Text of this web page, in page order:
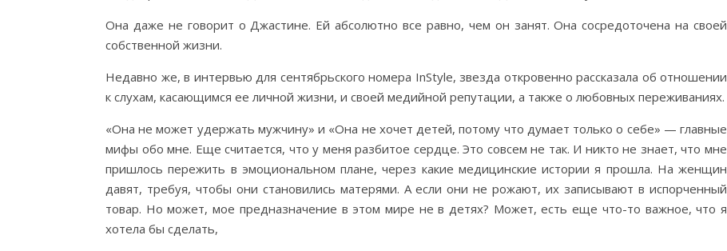
Она даже не говорит о Джастине. Ей абсолютно все равно, чем он занят. Она сосредоточена на своей
собственной жизни.
Недавно же, в интервью для сентябрьского номера InStyle, звезда откровенно рассказала об отношении
к слухам, касающимся ее личной жизни, и своей медийной репутации, а также о любовных переживаниях.
«Она не может удержать мужчину» и «Она не хочет детей, потому что думает только о себе» — главные
мифы обо мне. Еще считается, что у меня разбитое сердце. Это совсем не так. И никто не знает, что мне
пришлось пережить в эмоциональном плане, через какие медицинские истории я прошла. На женщин
давят, требуя, чтобы они становились матерями. А если они не рожают, их записывают в испорченный
товар. Но может, мое предназначение в этом мире не в детях? Может, есть еще что-то важное, что я
хотела бы сделать,